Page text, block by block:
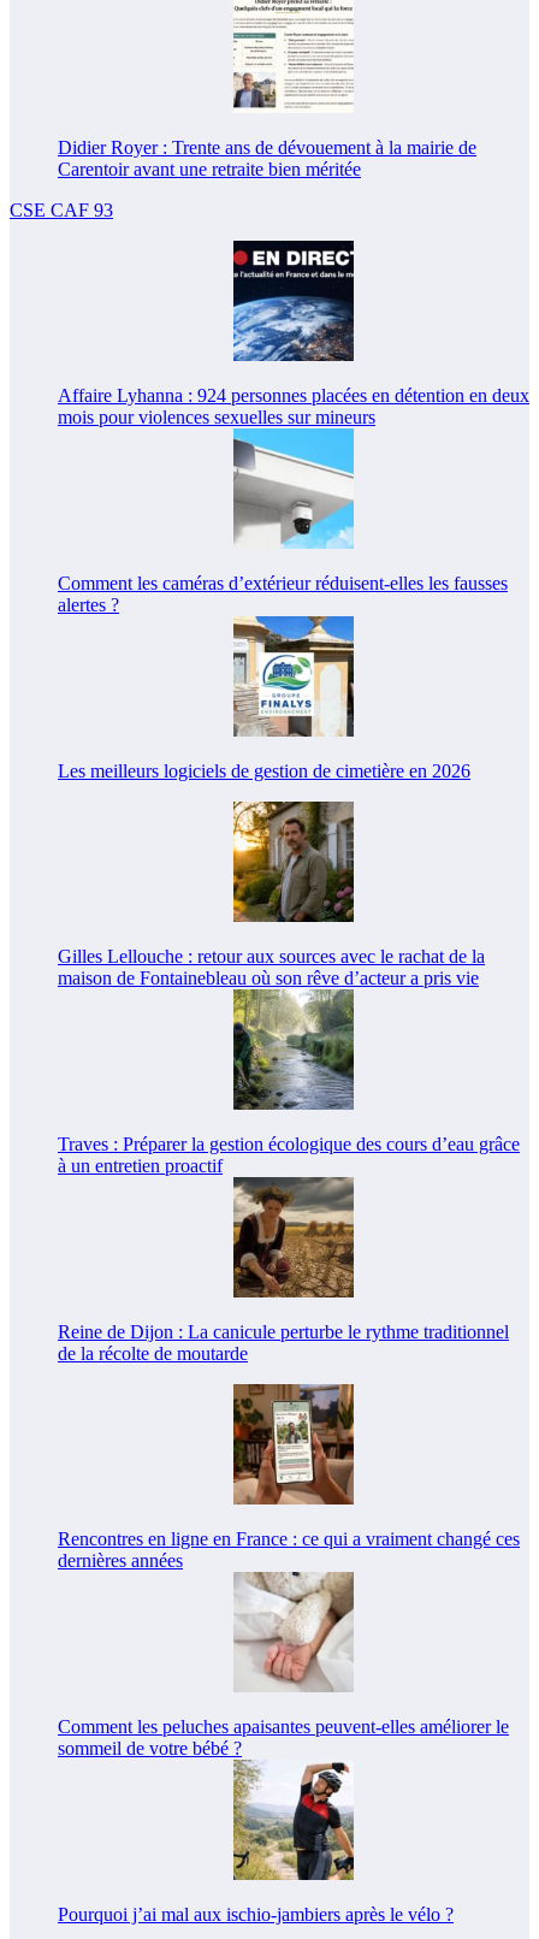
Didier Royer : Trente ans de dévouement à la mairie de
Carentoir avant une retraite bien méritée
CSE CAF 93
Affaire Lyhanna : 924 personnes placées en détention en deux
mois pour violences sexuelles sur mineurs
Comment les caméras d’extérieur réduisent-elles les fausses
alertes ?
Les meilleurs logiciels de gestion de cimetière en 2026
Gilles Lellouche : retour aux sources avec le rachat de la
maison de Fontainebleau où son rêve d’acteur a pris vie
Traves : Préparer la gestion écologique des cours d’eau grâce
à un entretien proactif
Reine de Dijon : La canicule perturbe le rythme traditionnel
de la récolte de moutarde
Rencontres en ligne en France : ce qui a vraiment changé ces
dernières années
Comment les peluches apaisantes peuvent-elles améliorer le
sommeil de votre bébé ?
Pourquoi j’ai mal aux ischio-jambiers après le vélo ?